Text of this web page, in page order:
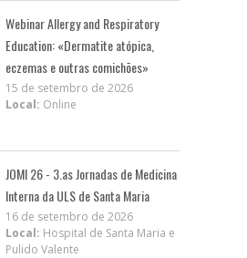
Webinar Allergy and Respiratory
Education: «Dermatite atópica,
eczemas e outras comichões»
15 de setembro de 2026
Local: Online
JOMI 26 - 3.as Jornadas de Medicina
Interna da ULS de Santa Maria
16 de setembro de 2026
Local: Hospital de Santa Maria e
Pulido Valente